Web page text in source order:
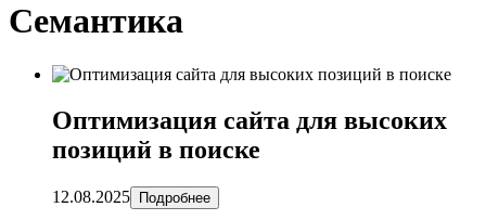
Семантика
Оптимизация сайта для высоких
позиций в поиске
12.08.2025 Подробнее